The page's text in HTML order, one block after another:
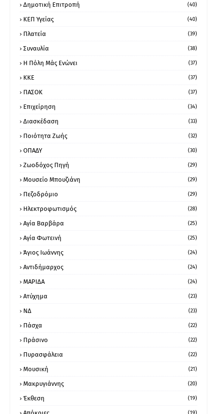
Δημοτική Επιτροπή (40)
ΚΕΠ Υγείας (40)
Πλατεία (39)
Συναυλία (38)
Η Πόλη Μάς Ενώνει (37)
ΚΚΕ (37)
ΠΑΣΟΚ (37)
Επιχείρηση (34)
Διασκέδαση (33)
Ποιότητα Ζωής (32)
ΟΠΑΔΥ (30)
Ζωοδόχος Πηγή (29)
Μουσείο Μπουζιάνη (29)
Πεζοδρόμιο (29)
Ηλεκτροφωτισμός (28)
Αγία Βαρβάρα (25)
Αγία Φωτεινή (25)
Άγιος Ιωάννης (24)
Αντιδήμαρχος (24)
ΜΑΡΙΔΑ (24)
Ατύχημα (23)
ΝΔ (23)
Πάσχα (22)
Πράσινο (22)
Πυρασφάλεια (22)
Μουσική (21)
Μακρυγιάννης (20)
Έκθεση (19)
(19)